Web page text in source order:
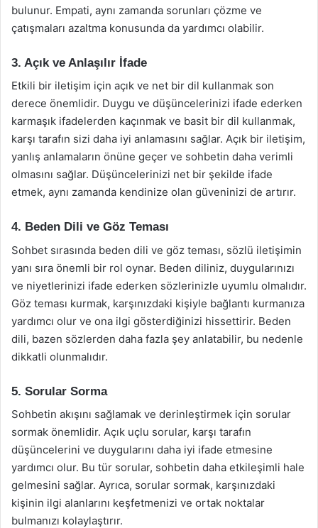
bulunur. Empati, aynı zamanda sorunları çözme ve
çatışmaları azaltma konusunda da yardımcı olabilir.
3. Açık ve Anlaşılır İfade
Etkili bir iletişim için açık ve net bir dil kullanmak son
derece önemlidir. Duygu ve düşüncelerinizi ifade ederken
karmaşık ifadelerden kaçınmak ve basit bir dil kullanmak,
karşı tarafın sizi daha iyi anlamasını sağlar. Açık bir iletişim,
yanlış anlamaların önüne geçer ve sohbetin daha verimli
olmasını sağlar. Düşüncelerinizi net bir şekilde ifade
etmek, aynı zamanda kendinize olan güveninizi de artırır.
4. Beden Dili ve Göz Teması
Sohbet sırasında beden dili ve göz teması, sözlü iletişimin
yanı sıra önemli bir rol oynar. Beden diliniz, duygularınızı
ve niyetlerinizi ifade ederken sözlerinizle uyumlu olmalıdır.
Göz teması kurmak, karşınızdaki kişiyle bağlantı kurmanıza
yardımcı olur ve ona ilgi gösterdiğinizi hissettirir. Beden
dili, bazen sözlerden daha fazla şey anlatabilir, bu nedenle
dikkatli olunmalıdır.
5. Sorular Sorma
Sohbetin akışını sağlamak ve derinleştirmek için sorular
sormak önemlidir. Açık uçlu sorular, karşı tarafın
düşüncelerini ve duygularını daha iyi ifade etmesine
yardımcı olur. Bu tür sorular, sohbetin daha etkileşimli hale
gelmesini sağlar. Ayrıca, sorular sormak, karşınızdaki
kişinin ilgi alanlarını keşfetmenizi ve ortak noktalar
bulmanızı kolaylaştırır.